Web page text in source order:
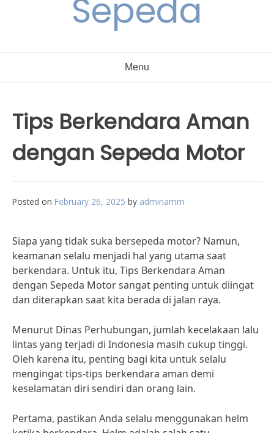
Sepeda
Menu
Tips Berkendara Aman
dengan Sepeda Motor
Posted on February 26, 2025 by adminamm
Siapa yang tidak suka bersepeda motor? Namun,
keamanan selalu menjadi hal yang utama saat
berkendara. Untuk itu, Tips Berkendara Aman
dengan Sepeda Motor sangat penting untuk diingat
dan diterapkan saat kita berada di jalan raya.
Menurut Dinas Perhubungan, jumlah kecelakaan lalu
lintas yang terjadi di Indonesia masih cukup tinggi.
Oleh karena itu, penting bagi kita untuk selalu
mengingat tips-tips berkendara aman demi
keselamatan diri sendiri dan orang lain.
Pertama, pastikan Anda selalu menggunakan helm